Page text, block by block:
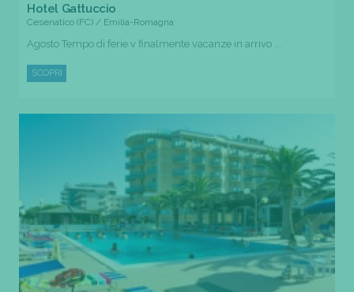
Hotel Gattuccio
Cesenatico (FC) / Emilia-Romagna
Agosto Tempo di ferie v finalmente vacanze in arrivo ...
SCOPRI